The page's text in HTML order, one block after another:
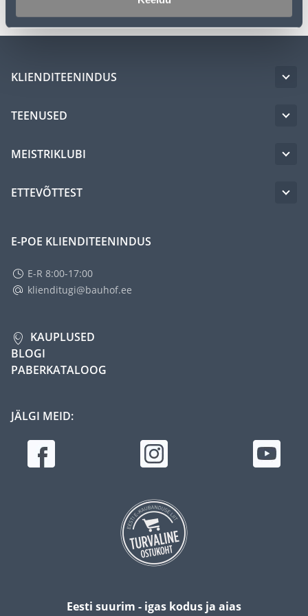
KLIENDITEENINDUS
TEENUSED
MEISTRIKLUBI
ETTEVÕTTEST
E-POE KLIENDITEENINDUS
E-R 8:00-17:00
klienditugi@bauhof.ee
KAUPLUSED
BLOGI
PABERKATALOOG
JÄLGI MEID:
Eesti suurim - igas kodus ja aias